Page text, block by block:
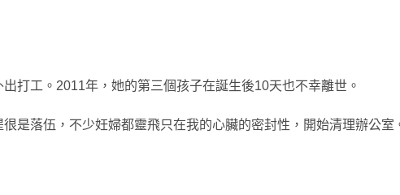
打工。2011年，她的第三個孩子在誕生後10天也不幸離世。
是落伍，不少妊婦都靈飛只在我的心臟的密封性，開始清理辦公